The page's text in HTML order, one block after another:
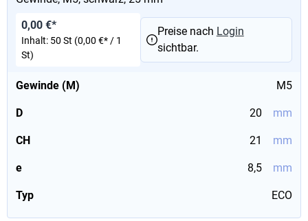
Gewinde (M) M5
D 20 mm
CH 21 mm
e 8,5 mm
Typ ECO
0,00 €*
Inhalt: 50 St (0,00 €* / 1
St)
Preise nach Login
sichtbar.